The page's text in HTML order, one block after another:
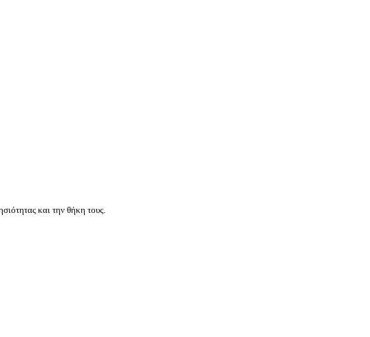
και την θήκη τους.